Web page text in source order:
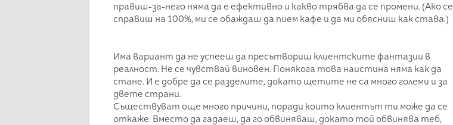
правиш-за-него няма да е ефективно и какво трябва да се промени. (Ако се
справиш на 100%, ми се обаждаш да пием кафе и да ми обясниш как става.)
Има вариант да не успееш да пресътвориш клиентските фантазии в
реалност. Не се чувствай виновен. Понякога това наистина няма как да
стане. И е добре да се разделите, докато щетите не са много големи и за
двете страни.
Съществуват още много причини, поради които клиентът ти може да се
откаже. Вместо да гадаеш, да го обвиняваш, докато той обвинява теб,